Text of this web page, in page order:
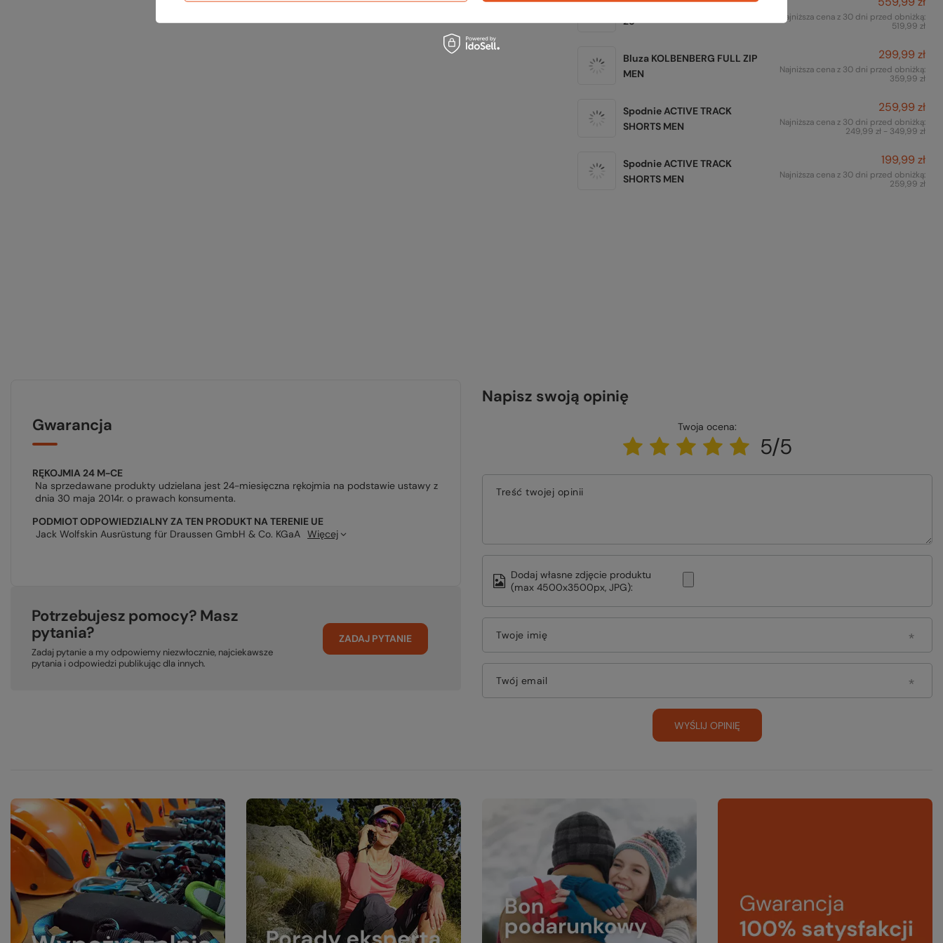
Plecak PRELIGHT VENT
25
Najniższa cena z 30 dni przed obniżką:
519,99 zł
Bluza KOLBENBERG FULL ZIP
MEN
299,99 zł
Najniższa cena z 30 dni przed obniżką:
359,99 zł
Spodnie ACTIVE TRACK
SHORTS MEN
259,99 zł
Najniższa cena z 30 dni przed obniżką:
249,99 zł - 349,99 zł
Spodnie ACTIVE TRACK
SHORTS MEN
199,99 zł
Najniższa cena z 30 dni przed obniżką:
259,99 zł
Gwarancja
RĘKOJMIA 24 M-CE
Na sprzedawane produkty udzielana jest 24-miesięczna rękojmia na podstawie ustawy z
dnia 30 maja 2014r. o prawach konsumenta.
PODMIOT ODPOWIEDZIALNY ZA TEN PRODUKT NA TERENIE UE
Jack Wolfskin Ausrüstung für Draussen GmbH & Co. KGaA Więcej
Potrzebujesz pomocy? Masz
pytania?
Zadaj pytanie a my odpowiemy niezwłocznie, najciekawsze
pytania i odpowiedzi publikując dla innych.
ZADAJ PYTANIE
Napisz swoją opinię
Twoja ocena:
5/5
Treść twojej opinii
Dodaj własne zdjęcie produktu
(max 4500x3500px, JPG):
Twoje imię
Twój email
WYŚLIJ OPINIĘ